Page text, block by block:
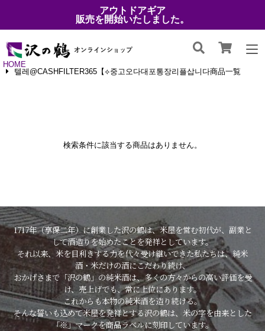
アウトドアギア
販売を開始いたしました。
HOME
텔레@CASHFILTER365【⟡중고오다대포통장리플삽니다商品一覧
検索条件に該当する商品はありません。
1717年（享保二年）に創業した沢の鶴は、米屋を営む初代が、副業と
して酒造りを始めたことを発祥としています。
それ以来、米を目利きする力を代々受け継いできた私たちは、純米
酒・米だけの酒にこだわり続け、
おかげさまで「沢の鶴」の純米酒は、多くの方々からの高い評価を受
け、売上げでも、常に上位にあります。
これからも本物の純米酒を造り続ける。
そんな誓いも込めて米屋を発祥とする沢の鶴は、米の字を由来とした
「※」マークを商品ラベルに刻印しています。